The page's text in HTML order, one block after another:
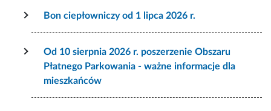
Bon ciepłowniczy od 1 lipca 2026 r.
Od 10 sierpnia 2026 r. poszerzenie Obszaru
Płatnego Parkowania - ważne informacje dla
mieszkańców